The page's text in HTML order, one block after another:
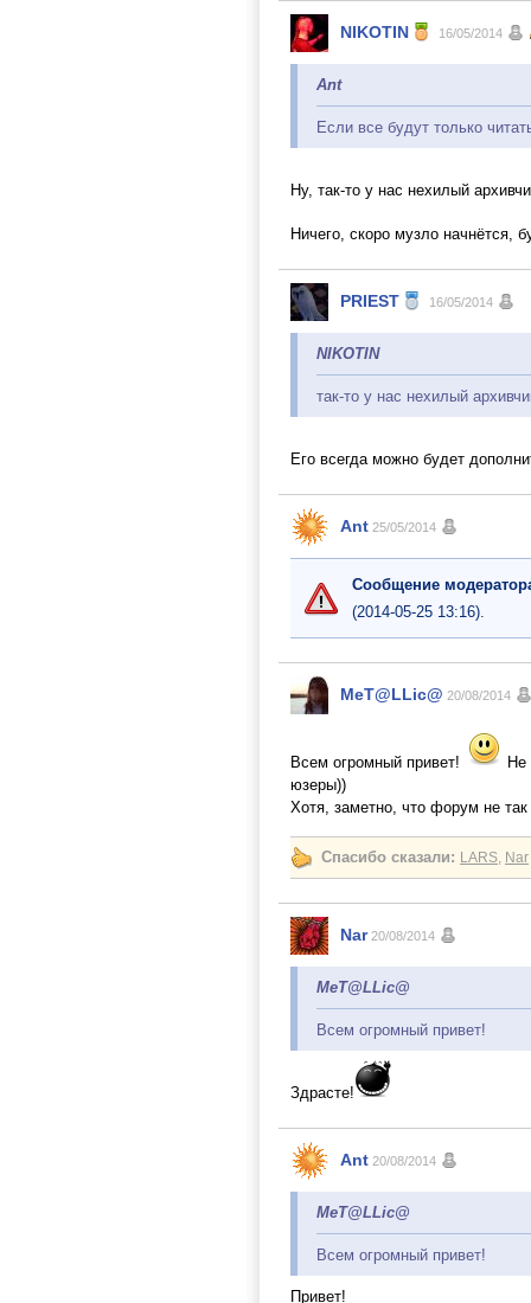
NIKOTIN 16/05/2014
Ant
Если все будут только
Ну, так-то у нас нехилый
Ничего, скоро музло начнётся,
PRIEST 16/05/2014
NIKOTIN
так-то у нас нехилый
Его всегда можно будет
Ant 25/05/2014
Сообщение
(2014-05-25 13:16).
MeT@LLic@ 20/08/2014
Всем огромный привет!
Не
юзеры))
Хотя, заметно, что форум не
Спасибо сказали: LARS, Nar
Nar 20/08/2014
MeT@LLic@
Всем огромный привет!
Здрасте!
Ant 20/08/2014
MeT@LLic@
Всем огромный привет!
Привет!